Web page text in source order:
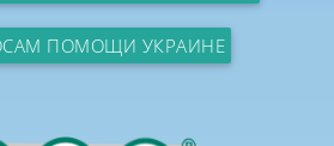
ПОМОЩИ УКРАИНЕ